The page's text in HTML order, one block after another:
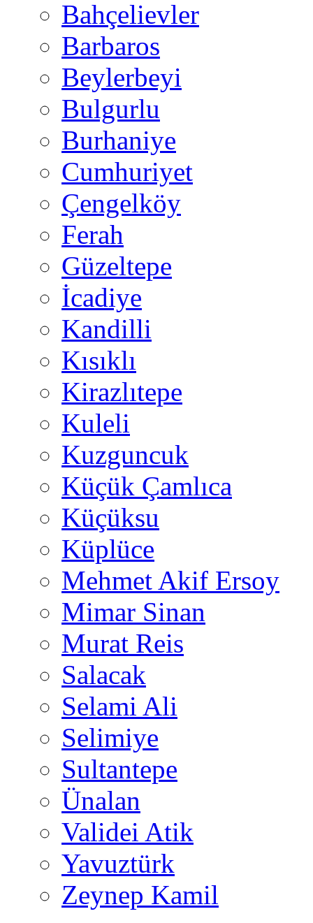
Bahçelievler
Barbaros
Beylerbeyi
Bulgurlu
Burhaniye
Cumhuriyet
Çengelköy
Ferah
Güzeltepe
İcadiye
Kandilli
Kısıklı
Kirazlıtepe
Kuleli
Kuzguncuk
Küçük Çamlıca
Küçüksu
Küplüce
Mehmet Akif Ersoy
Mimar Sinan
Murat Reis
Salacak
Selami Ali
Selimiye
Sultantepe
Ünalan
Validei Atik
Yavuztürk
Zeynep Kamil